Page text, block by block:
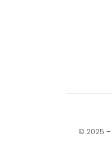
© 2025 –